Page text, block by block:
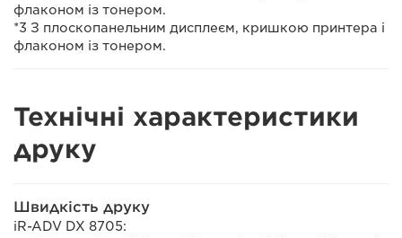
флаконом із тонером.
*3 З плоскопанельним дисплеєм, кришкою принтера і
флаконом із тонером.
Технічні характеристики
друку
Швидкість друку
iR-ADV DX 8705: